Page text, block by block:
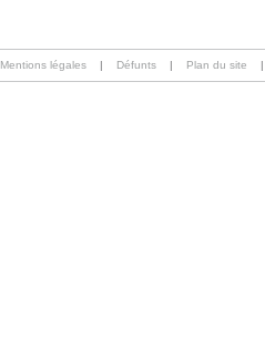
Mentions légales | Défunts | Plan du site |